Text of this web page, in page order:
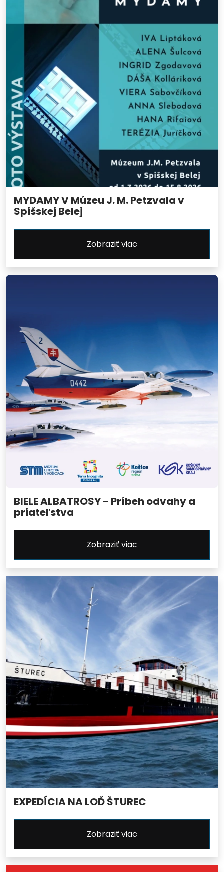
MYDAMY V Múzeu J. M. Petzvala v
Spišskej Belej
Zobraziť viac
BIELE ALBATROSY - Príbeh odvahy a
priateľstva
Zobraziť viac
EXPEDÍCIA NA LOĎ ŠTUREC
Zobraziť viac